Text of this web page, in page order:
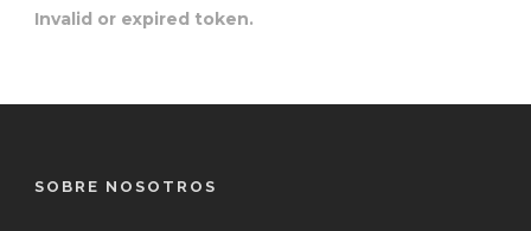
Invalid or expired token.
SOBRE NOSOTROS